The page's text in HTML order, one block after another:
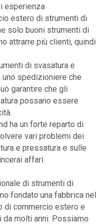
esperienza
estero di strumenti di
solo buoni strumenti di
attrarre più clienti, quindi
di svasatura e
spedizioniere che
garantire che gli
possano essere
ha un forte reparto di
vari problemi dei
e pressatura e sulle
affari.
di strumenti di
fondato una fabbrica nel
di commercio estero e
molti anni. Possiamo